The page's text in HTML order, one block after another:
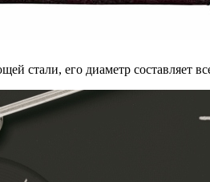
стали, его диаметр